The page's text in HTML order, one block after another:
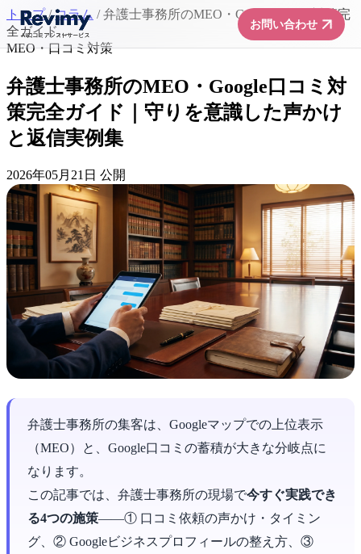
お問い合わせarrow_forward
トップ / コラム / 弁護士事務所のMEO・Google口コミ対策完
全ガイド...
MEO・口コミ対策
弁護士事務所のMEO・Google口コミ対
策完全ガイド｜守りを意識した声かけ
と返信実例集
2026年05月21日 公開
弁護士事務所の集客は、Googleマップでの上位表示
（MEO）と、Google口コミの蓄積が大きな分岐点に
なります。
この記事では、弁護士事務所の現場で今すぐ実践でき
る4つの施策――① 口コミ依頼の声かけ・タイミン
グ、② Googleビジネスプロフィールの整え方、③